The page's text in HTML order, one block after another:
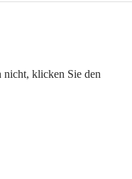
nicht, klicken Sie den